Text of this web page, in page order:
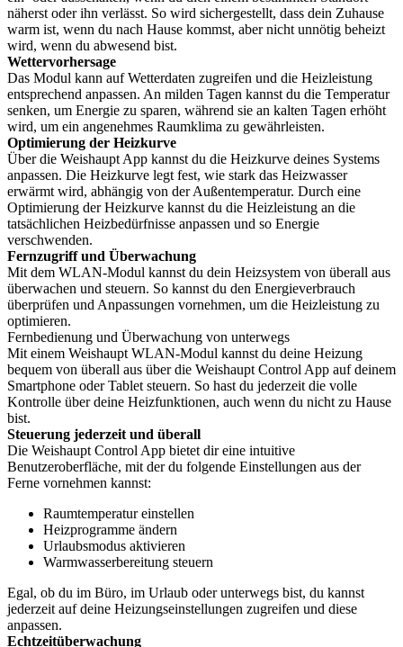
näherst oder ihn verlässt. So wird sichergestellt, dass dein Zuhause
warm ist, wenn du nach Hause kommst, aber nicht unnötig beheizt
wird, wenn du abwesend bist.
Wettervorhersage
Das Modul kann auf Wetterdaten zugreifen und die Heizleistung
entsprechend anpassen. An milden Tagen kannst du die Temperatur
senken, um Energie zu sparen, während sie an kalten Tagen erhöht
wird, um ein angenehmes Raumklima zu gewährleisten.
Optimierung der Heizkurve
Über die Weishaupt App kannst du die Heizkurve deines Systems
anpassen. Die Heizkurve legt fest, wie stark das Heizwasser
erwärmt wird, abhängig von der Außentemperatur. Durch eine
Optimierung der Heizkurve kannst du die Heizleistung an die
tatsächlichen Heizbedürfnisse anpassen und so Energie
verschwenden.
Fernzugriff und Überwachung
Mit dem WLAN-Modul kannst du dein Heizsystem von überall aus
überwachen und steuern. So kannst du den Energieverbrauch
überprüfen und Anpassungen vornehmen, um die Heizleistung zu
optimieren.
Fernbedienung und Überwachung von unterwegs
Mit einem Weishaupt WLAN-Modul kannst du deine Heizung
bequem von überall aus über die Weishaupt Control App auf deinem
Smartphone oder Tablet steuern. So hast du jederzeit die volle
Kontrolle über deine Heizfunktionen, auch wenn du nicht zu Hause
bist.
Steuerung jederzeit und überall
Die Weishaupt Control App bietet dir eine intuitive
Benutzeroberfläche, mit der du folgende Einstellungen aus der
Ferne vornehmen kannst:
Raumtemperatur einstellen
Heizprogramme ändern
Urlaubsmodus aktivieren
Warmwasserbereitung steuern
Egal, ob du im Büro, im Urlaub oder unterwegs bist, du kannst
jederzeit auf deine Heizungseinstellungen zugreifen und diese
anpassen.
Echtzeitüberwachung